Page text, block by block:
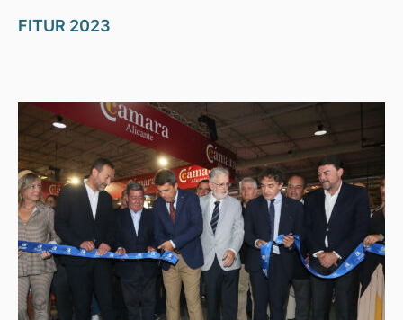
FITUR 2023